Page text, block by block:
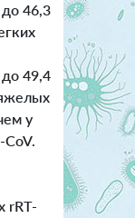
46,3
49,4
у
CoV.
rRT-